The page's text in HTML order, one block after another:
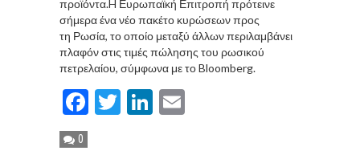
προϊόντα.H Ευρωπαϊκή Επιτροπή πρότεινε
σήμερα ένα νέο πακέτο κυρώσεων προς
τη Ρωσία, το οποίο μεταξύ άλλων περιλαμβάνει
πλαφόν στις τιμές πώλησης του ρωσικού
πετρελαίου, σύμφωνα με το Bloomberg.
Facebook
TwitterLinkedIn
0